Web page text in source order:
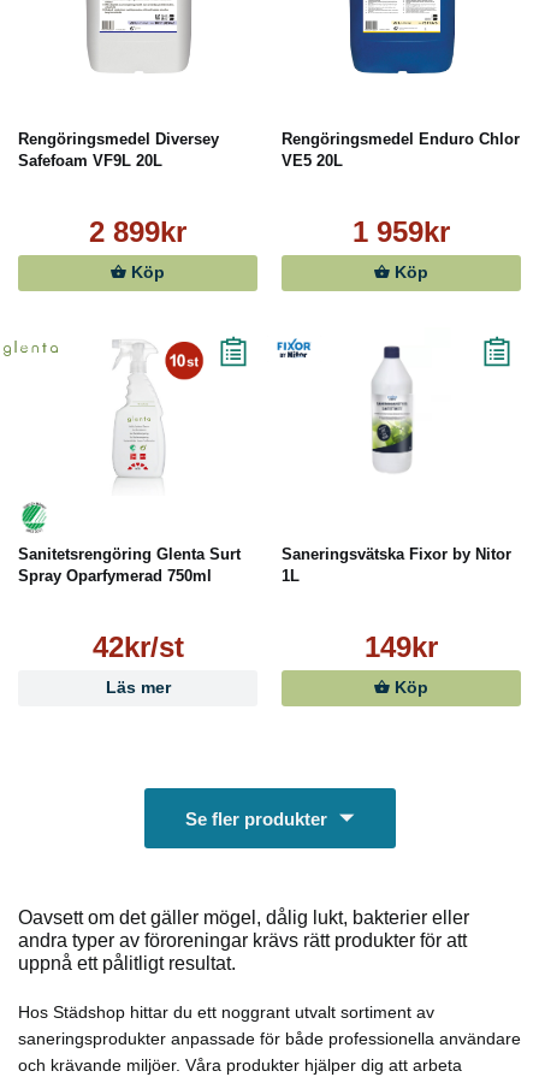
Rengöringsmedel Diversey
Safefoam VF9L 20L
2 899kr
Köp
Rengöringsmedel Enduro Chlor
VE5 20L
1 959kr
Köp
Sanitetsrengöring Glenta Surt
Spray Oparfymerad 750ml
42kr/st
Läs mer
Saneringsvätska Fixor by Nitor
1L
149kr
Köp
Se fler produkter
Oavsett om det gäller mögel, dålig lukt, bakterier eller
andra typer av föroreningar krävs rätt produkter för att
uppnå ett pålitligt resultat.
Hos Städshop hittar du ett noggrant utvalt sortiment av
saneringsprodukter anpassade för både professionella användare
och krävande miljöer. Våra produkter hjälper dig att arbeta